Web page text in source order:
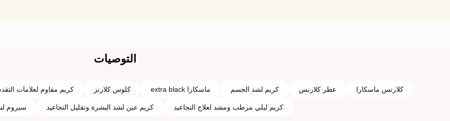
التوصيات
كلارنس ماسكارا عطر كلارنس كريم لشد الجسم ماسكارا extra black كلوس كلارنز كريم مقاوم لعلامات
كريم ليلي مرطب ومشد لعلاج التجاعيد كريم عين لشد البشرة وتقليل التجاعيد سيروم